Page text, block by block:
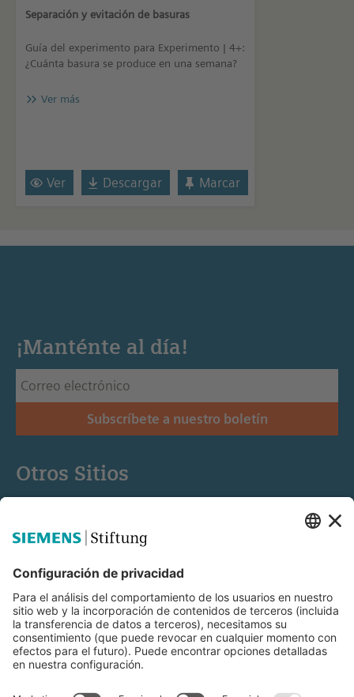
Separación y evitación de basuras
Guía del experimento para Experimento | 4+:
¿Cuánta basura se produce en una semana?
Ver más
Ver Descargar Marcar
¡Manténte al día!
Subscríbete a nuestro boletín
Otros Sitios
Educación STEM
Mediaportal